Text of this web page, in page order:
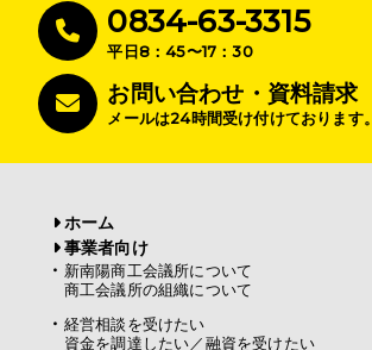
0834-63-3315
平日8：45〜17：30
お問い合わせ・資料請求
メールは24時間受け付けております。
ホーム
事業者向け
新南陽商工会議所について
商工会議所の組織について
経営相談を受けたい
資金を調達したい／融資を受けたい